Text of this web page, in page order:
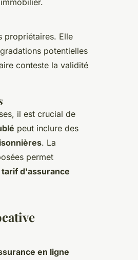
propriétaires. Elle
potentielles
conteste la validité
il est crucial de
peut inclure des
. La
permet
tarif d'assurance
en ligne